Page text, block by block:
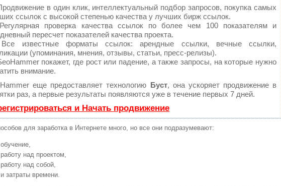
в один клик, интеллектуальный подбор запросов, покупка самых
ссылок с высокой степенью качества у лучших бирж ссылок.
проверка качества ссылок по более чем 100 показателям и
пересчет показателей качества проекта.
известные форматы ссылок: арендные ссылки, вечные ссылки,
(упоминания, мнения, отзывы, статьи, пресс-релизы).
покажет, где рост или падение, а также запросы, на которые нужно
внимание.
еще предоставляет технологию Буст, она ускоряет продвижение в
раз, а первые результаты появляются уже в течение первых 7 дней.
и Начать продвижение
для заработка в Интернете много, но все они подразумевают:
обучение,
работу над проектом,
работу над собой,
и затраты времени.